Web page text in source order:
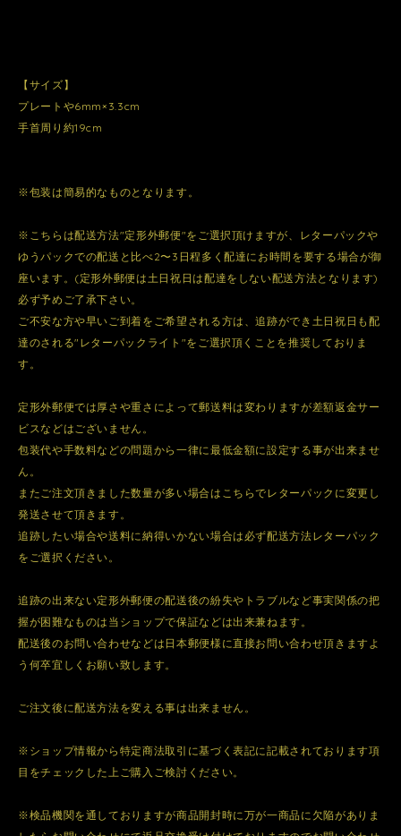
【サイズ】
プレートや6mm×3.3cm
手首周り約19cm
※包装は簡易的なものとなります。
※こちらは配送方法"定形外郵便"をご選択頂けますが、レターパックや
ゆうパックでの配送と比べ2〜3日程多く配達にお時間を要する場合が御
座います。(定形外郵便は土日祝日は配達をしない配送方法となります)
必ず予めご了承下さい。
ご不安な方や早いご到着をご希望される方は、追跡ができ土日祝日も配
達のされる"レターパックライト"をご選択頂くことを推奨しておりま
す。
定形外郵便では厚さや重さによって郵送料は変わりますが差額返金サー
ビスなどはございません。
包装代や手数料などの問題から一律に最低金額に設定する事が出来ませ
ん。
またご注文頂きました数量が多い場合はこちらでレターパックに変更し
発送させて頂きます。
追跡したい場合や送料に納得いかない場合は必ず配送方法レターパック
をご選択ください。
追跡の出来ない定形外郵便の配送後の紛失やトラブルなど事実関係の把
握が困難なものは当ショップで保証などは出来兼ねます。
配送後のお問い合わせなどは日本郵便様に直接お問い合わせ頂きますよ
う何卒宜しくお願い致します。
ご注文後に配送方法を変える事は出来ません。
※ショップ情報から特定商法取引に基づく表記に記載されております項
目をチェックした上ご購入ご検討ください。
※検品機関を通しておりますが商品開封時に万が一商品に欠陥がありま